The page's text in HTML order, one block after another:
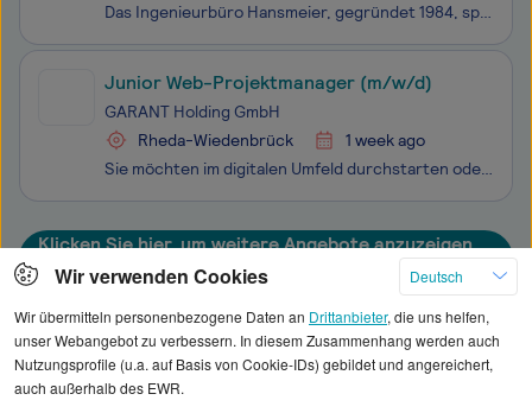
Das Ingenieurbüro Hansmeier, gegründet 1984, spezialisiert sich auf die Bereiche Bauwesen, Umweltschutz und Arbeitssicherheit und ist in unserer Region Ostwestfalen-Lippe und darüber hinaus ein etablierter Dienstleister in diesem Segment. Wir unterstützen private Bauherren und Kommunen als Sicherhe
Junior Web-Projektmanager (m/w/d)
GARANT Holding GmbH
Rheda-Wiedenbrück
1 week ago
Sie möchten im digitalen Umfeld durchstarten oder Ihre ersten praktischen Erfahrungen weiter ausbauen? Perfekt – denn genau dafür bieten wir Ihnen die passende Gelegenheit! Egal ob Berufseinsteiger:in oder Werkstudent:in – wenn Sie Lust haben, Verantwortung zu übernehmen, mitzugestalten und in die W
Klicken Sie hier, um weitere Angebote anzuzeigen
Alle angezeigten Gehaltsdaten beruhen auf
Wir verwenden Cookies
Deutsch
Wir übermitteln personenbezogene Daten an Drittanbieter, die uns helfen,
unser Webangebot zu verbessern. In diesem Zusammenhang werden auch
Nutzungsprofile (u.a. auf Basis von Cookie-IDs) gebildet und angereichert,
auch außerhalb des EWR.